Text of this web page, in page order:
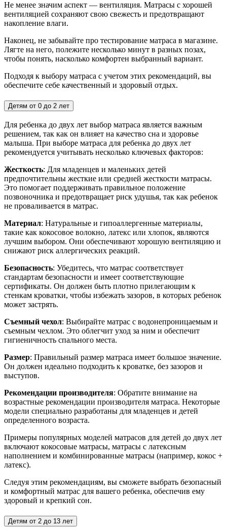
Не менее значим аспект — вентиляция. Матрасы с хорошей
вентиляцией сохраняют свою свежесть и предотвращают
накопление влаги.
Наконец, не забывайте про тестирование матраса в магазине.
Лягте на него, полежите несколько минут в разных позах,
чтобы понять, насколько комфортен выбранный вариант.
Подходя к выбору матраса с учетом этих рекомендаций, вы
обеспечите себе качественный и здоровый отдых.
Детям от 0 до 2 лет
Для ребенка до двух лет выбор матраса является важным
решением, так как он влияет на качество сна и здоровье
малыша. При выборе матраса для ребенка до двух лет
рекомендуется учитывать несколько ключевых факторов:
Жесткость: Для младенцев и маленьких детей
предпочтительны жесткие или средней жесткости матрасы.
Это помогает поддерживать правильное положение
позвоночника и предотвращает риск удушья, так как ребенок
не проваливается в матрас.
Материал: Натуральные и гипоаллергенные материалы,
такие как кокосовое волокно, латекс или хлопок, являются
лучшим выбором. Они обеспечивают хорошую вентиляцию и
снижают риск аллергических реакций.
Безопасность: Убедитесь, что матрас соответствует
стандартам безопасности и имеет соответствующие
сертификаты. Он должен быть плотно прилегающим к
стенкам кроватки, чтобы избежать зазоров, в которых ребенок
может застрять.
Съемный чехол: Выбирайте матрас с водонепроницаемым и
съемным чехлом. Это облегчит уход за ним и обеспечит
гигиеничность спального места.
Размер: Правильный размер матраса имеет большое значение.
Он должен идеально подходить к кроватке, без зазоров и
выступов.
Рекомендации производителя: Обратите внимание на
возрастные рекомендации производителя матраса. Некоторые
модели специально разработаны для младенцев и детей
определенного возраста.
Примеры популярных моделей матрасов для детей до двух лет
включают кокосовые матрасы, матрасы с латексным
наполнением и комбинированные матрасы (например, кокос +
латекс).
Следуя этим рекомендациям, вы сможете выбрать безопасный
и комфортный матрас для вашего ребенка, обеспечив ему
здоровый и крепкий сон.
Детям от 2 до 13 лет